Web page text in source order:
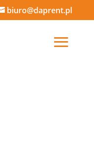
biuro@daprent.pl